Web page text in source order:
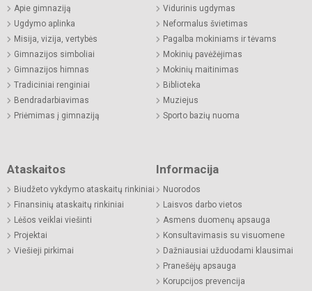
Apie gimnaziją
Ugdymo aplinka
Misija, vizija, vertybės
Gimnazijos simboliai
Gimnazijos himnas
Tradiciniai renginiai
Bendradarbiavimas
Priėmimas į gimnaziją
Vidurinis ugdymas
Neformalus švietimas
Pagalba mokiniams ir tėvams
Mokinių pavėžėjimas
Mokinių maitinimas
Biblioteka
Muziejus
Sporto bazių nuoma
Ataskaitos
Biudžeto vykdymo ataskaitų rinkiniai
Finansinių ataskaitų rinkiniai
Lėšos veiklai viešinti
Projektai
Viešieji pirkimai
Informacija
Nuorodos
Laisvos darbo vietos
Asmens duomenų apsauga
Konsultavimasis su visuomene
Dažniausiai užduodami klausimai
Pranešėjų apsauga
Korupcijos prevencija